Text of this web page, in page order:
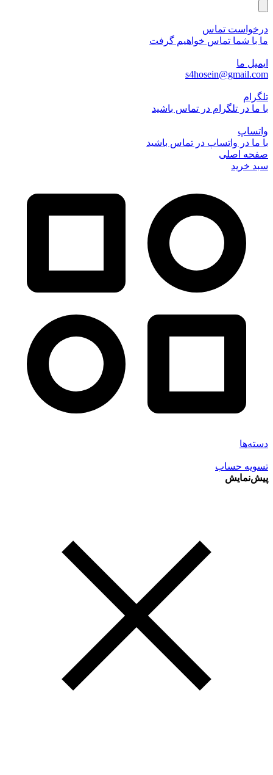
درخواست تماس
ما با شما تماس خواهیم گرفت
ایمیل ما
s4hosein@gmail.com
تلگرام
با ما در تلگرام در تماس باشید
واتساپ
با ما در واتساپ در تماس باشید
صفحه اصلی
سبد خرید
دسته‌ها
تسویه حساب
پیش‌نمایش